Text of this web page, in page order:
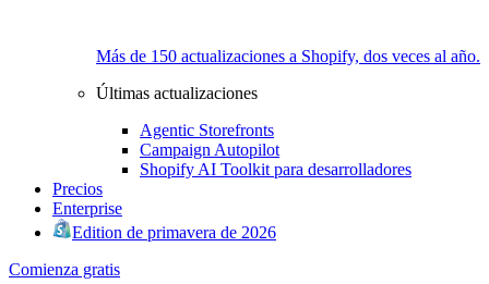
Más de 150 actualizaciones a Shopify, dos veces al año.
Últimas actualizaciones
Agentic Storefronts
Campaign Autopilot
Shopify AI Toolkit para desarrolladores
Precios
Enterprise
Edition de primavera de 2026
Comienza gratis